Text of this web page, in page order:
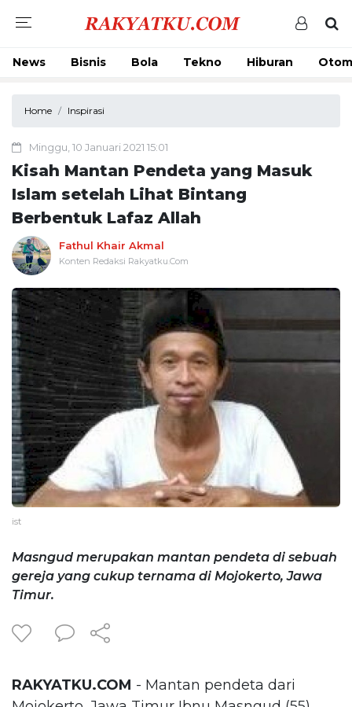
News Bisnis Bola Tekno Hiburan
Home Inspirasi
Minggu, 10 Januari 2021 15:01
Kisah Mantan Pendeta yang Masuk
Islam setelah Lihat Bintang
Berbentuk Lafaz Allah
Fathul Khair Akmal
Konten Redaksi Rakyatku.Com
ist
Masngud merupakan mantan pendeta di sebuah
gereja yang cukup ternama di Mojokerto, Jawa
Timur.
RAKYATKU.COM - Mantan pendeta dari